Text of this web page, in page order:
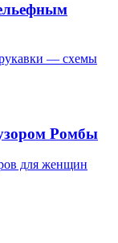
— схемы
Ромбы
для женщин